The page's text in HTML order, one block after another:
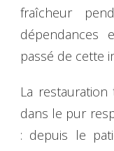
fraîcheur
dépendances
passé de cette
La restauration
dans le pur
: depuis le